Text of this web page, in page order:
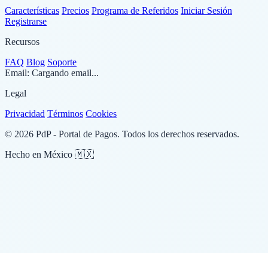
Características Precios Programa de Referidos Iniciar Sesión
Registrarse
Recursos
FAQ Blog Soporte
Email: Cargando email...
Legal
Privacidad Términos Cookies
© 2026 PdP - Portal de Pagos. Todos los derechos reservados.
Hecho en México 🇲🇽